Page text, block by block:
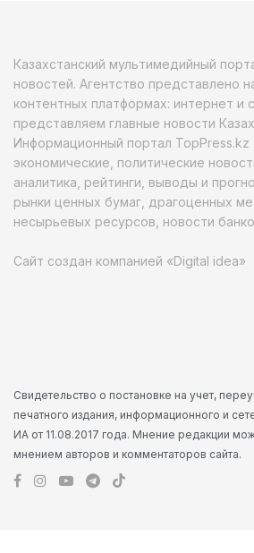
Казахстанский мультимедийный
новостей. Агентство представлено
контентных платформах: интернет и
представляем главные новости
Информационный портал TopPress.kz
экономические, политические
аналитика, рейтинги, выводы и
рынки ценных бумаг, драгоценных
несырьевых ресурсов, новости
Сайт создан компанией «Digital idea»
Свидетельство о постановке на учет,
печатного издания, информационного и
ИА от 11.08.2017 года. Мнение редакции
мнением авторов и комментаторов сайта.